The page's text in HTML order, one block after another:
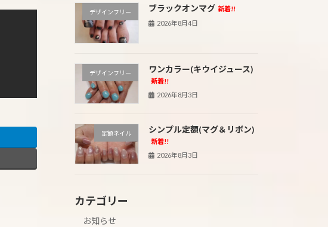
デザインフリー ブラックオンマグ 新着!!
2026年8月4日
デザインフリー ワンカラー(キウイジュース)
新着!!
2026年8月3日
定額ネイル シンプル定額(マグ＆リボン)
新着!!
2026年8月3日
カテゴリー
お知らせ